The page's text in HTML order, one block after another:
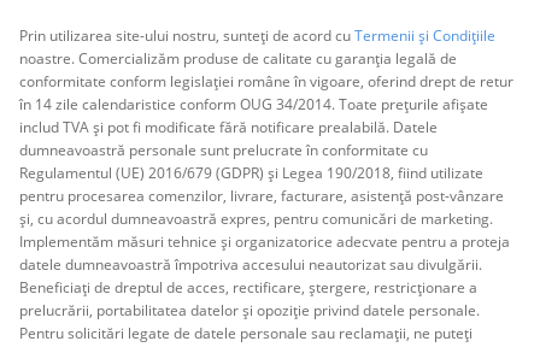
Prin utilizarea site-ului nostru, sunteți de acord cuTermenii și Condițiile
noastre. Comercializăm produse de calitate cu garanția legală de
conformitate conform legislației române în vigoare, oferind drept de retur
în 14 zile calendaristice conform OUG 34/2014. Toate prețurile afișate
includ TVA și pot fi modificate fără notificare prealabilă. Datele
dumneavoastră personale sunt prelucrate în conformitate cu
Regulamentul (UE) 2016/679 (GDPR) și Legea 190/2018, fiind utilizate
pentru procesarea comenzilor, livrare, facturare, asistență post-vânzare
și, cu acordul dumneavoastră expres, pentru comunicări de marketing.
Implementăm măsuri tehnice și organizatorice adecvate pentru a proteja
datele dumneavoastră împotriva accesului neautorizat sau divulgării.
Beneficiați de dreptul de acces, rectificare, ștergere, restricționare a
prelucrării, portabilitatea datelor și opoziție privind datele personale.
Pentru solicitări legate de datele personale sau reclamații, ne puteți